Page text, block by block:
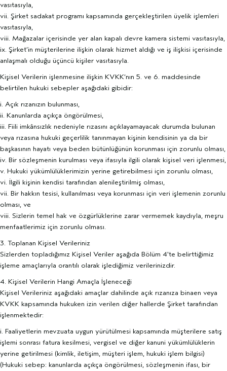
vasıtasıyla,
vii. Şirket sadakat programı kapsamında gerçekleştirilen üyelik işlemleri
vasıtasıyla,
viii. Mağazalar içerisinde yer alan kapalı devre kamera sistemi vasıtasıyla,
ix. Şirket’in müşterilerine ilişkin olarak hizmet aldığı ve iş ilişkisi içerisinde
anlaşmalı olduğu üçüncü kişiler vasıtasıyla.
Kişisel Verilerin işlenmesine ilişkin KVKK’nın 5. ve 6. maddesinde
belirtilen hukuki sebepler aşağıdaki gibidir:
i. Açık rızanızın bulunması,
ii. Kanunlarda açıkça öngörülmesi,
iii. Fiili imkânsızlık nedeniyle rızasını açıklayamayacak durumda bulunan
veya rızasına hukuki geçerlilik tanınmayan kişinin kendisinin ya da bir
başkasının hayatı veya beden bütünlüğünün korunması için zorunlu olması,
iv. Bir sözleşmenin kurulması veya ifasıyla ilgili olarak kişisel veri işlenmesi,
v. Hukuki yükümlülüklerimizin yerine getirebilmesi için zorunlu olması,
vi. İlgili kişinin kendisi tarafından alenileştirilmiş olması,
vii. Bir hakkın tesisi, kullanılması veya korunması için veri işlemenin zorunlu
olması, ve
viii. Sizlerin temel hak ve özgürlüklerine zarar vermemek kaydıyla, meşru
menfaatlerimiz için zorunlu olması.
3. Toplanan Kişisel Verileriniz
Sizlerden topladığımız Kişisel Veriler aşağıda Bölüm 4'te belirttiğimiz
işleme amaçlarıyla orantılı olarak işlediğimiz verilerinizdir.
4. Kişisel Verilerin Hangi Amaçla İşleneceği
Kişisel Verileriniz aşağıdaki amaçlar dahilinde açık rızanıza binaen veya
KVKK kapsamında hukuken izin verilen diğer hallerde Şirket tarafından
işlenmektedir:
i. Faaliyetlerin mevzuata uygun yürütülmesi kapsamında müşterilere satış
işlemi sonrası fatura kesilmesi, vergisel ve diğer kanuni yükümlülüklerin
yerine getirilmesi (kimlik, iletişim, müşteri işlem, hukuki işlem bilgisi)
(Hukuki sebep: kanunlarda açıkça öngörülmesi, sözleşmenin ifası, bir